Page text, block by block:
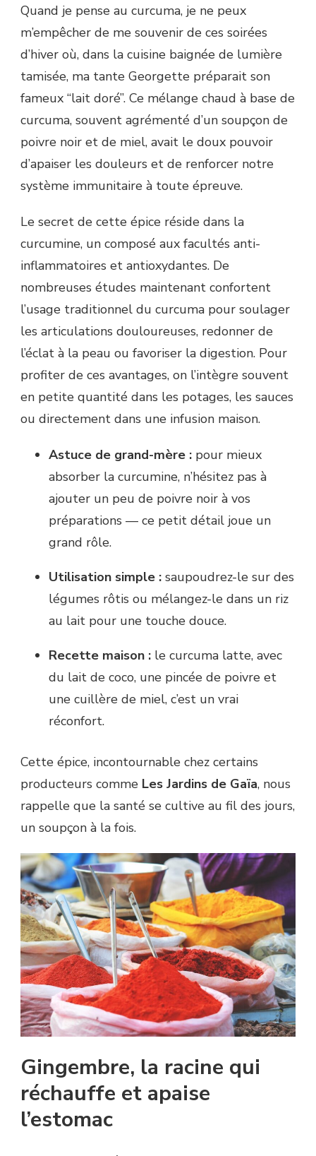
Quand je pense au curcuma, je ne peux
m’empêcher de me souvenir de ces soirées
d’hiver où, dans la cuisine baignée de lumière
tamisée, ma tante Georgette préparait son
fameux “lait doré”. Ce mélange chaud à base de
curcuma, souvent agrémenté d’un soupçon de
poivre noir et de miel, avait le doux pouvoir
d’apaiser les douleurs et de renforcer notre
système immunitaire à toute épreuve.
Le secret de cette épice réside dans la
curcumine, un composé aux facultés anti-
inflammatoires et antioxydantes. De
nombreuses études maintenant confortent
l’usage traditionnel du curcuma pour soulager
les articulations douloureuses, redonner de
l’éclat à la peau ou favoriser la digestion. Pour
profiter de ces avantages, on l’intègre souvent
en petite quantité dans les potages, les sauces
ou directement dans une infusion maison.
Astuce de grand-mère : pour mieux
absorber la curcumine, n’hésitez pas à
ajouter un peu de poivre noir à vos
préparations — ce petit détail joue un
grand rôle.
Utilisation simple : saupoudrez-le sur des
légumes rôtis ou mélangez-le dans un riz
au lait pour une touche douce.
Recette maison : le curcuma latte, avec
du lait de coco, une pincée de poivre et
une cuillère de miel, c’est un vrai
réconfort.
Cette épice, incontournable chez certains
producteurs comme Les Jardins de Gaïa, nous
rappelle que la santé se cultive au fil des jours,
un soupçon à la fois.
Gingembre, la racine qui
réchauffe et apaise
l’estomac